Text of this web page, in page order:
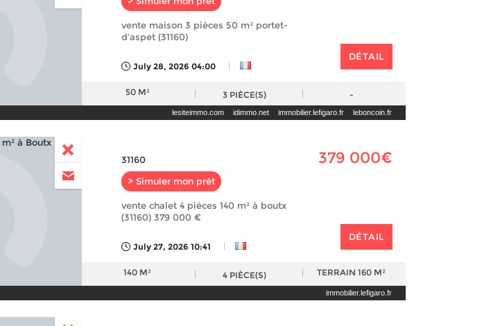
vente maison 3 pièces 50 m² portet-
d’aspet (31160)
July 28, 2026 04:00 |
DÉTAIL
50 M² 3 PIÈCE(S) -
lesiteimmo.com idimmo.net immobilier.lefigaro.fr leboncoin.fr
31160
> Simuler mon prêt
379 000€
vente chalet 4 pièces 140 m² à boutx
(31160) 379 000 €
July 27, 2026 10:41 |
DÉTAIL
140 M² 4 PIÈCE(S) TERRAIN 160 M²
immobilier.lefigaro.fr